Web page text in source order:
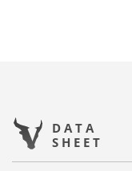
DATA
SHEET